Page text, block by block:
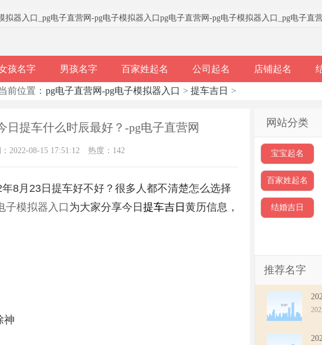
拟器入口 pg电子直营网-pg电子模拟器入口 pg电子直营网-pg电子模拟器入口 pg电子直
孩名字 男孩名字 百家姓起名 公司起名 店铺起名
前位置： pg电子直营网-pg电子模拟器入口 > 提车吉日 >
日提车什么时辰最好？-pg电子直营网
2022-08-15 17:51:12 热度：142
8月23日提车好不好？很多人都不清楚怎么选择
子模拟器入口 为大家分享今日 提车吉日 黄历信息，
神
网站分类
宝宝起名
百家姓起名
结婚吉日
推荐名字